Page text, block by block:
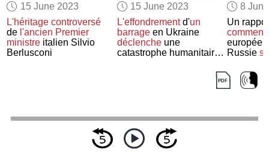
15 June 2023
L'héritage controversé
de l'ancien Premier
ministre italien Silvio
Berlusconi
15 June 2023
L'effondrementd'un
barrageen Ukraine
déclencheune
catastrophe humanitaire
8
Un
comment
Russie